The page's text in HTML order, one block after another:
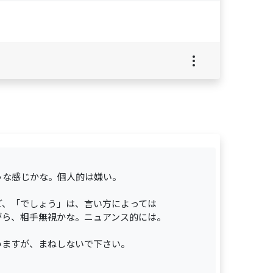
感じかな。個人的は嫌い。
「でしょう」は、言い方によっては
、相手無視かな。ニュアンス的には。
すが、まねしないで下さい。